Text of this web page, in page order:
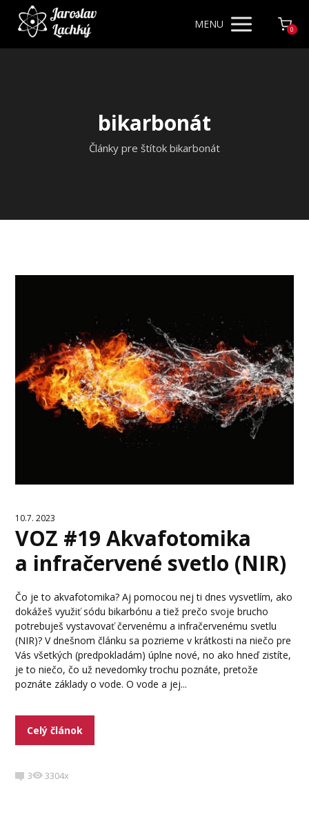
MENU 0
bikarbonát
Články pre štítok bikarbonát
10.7. 2023
VOZ #19 Akvafotomika
a infračervené svetlo (NIR)
Čo je to akvafotomika? Aj pomocou nej ti dnes vysvetlím, ako
dokážeš využiť sódu bikarbónu a tiež prečo svoje brucho
potrebuješ vystavovať červenému a infračervenému svetlu
(NIR)? V dnešnom článku sa pozrieme v krátkosti na niečo pre
Vás všetkých (predpokladám) úplne nové, no ako hneď zistíte,
je to niečo, čo už nevedomky trochu poznáte, pretože
poznáte základy o vode. O vode a jej...
Celý článok
3 3304x